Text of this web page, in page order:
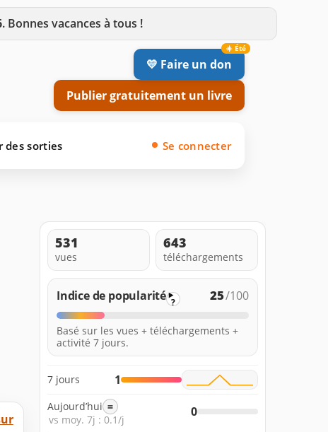
. Bonnes vacances à tous !
💛 Faire un don
Publier gratuitement un livre
des sorties Se connecter
531
vues
643
téléchargements
Indice de popularité ? 25/100
Basé sur les vues + téléchargements +
activité 7 jours.
7 jours 1
Aujourd’hui =
vs moy. 7j : 0.1/j
0